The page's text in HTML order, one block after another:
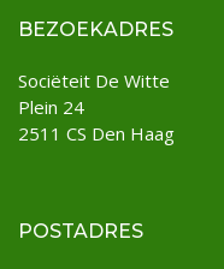
BEZOEKADRES
Sociëteit De Witte
Plein 24
2511 CS Den Haag
POSTADRES